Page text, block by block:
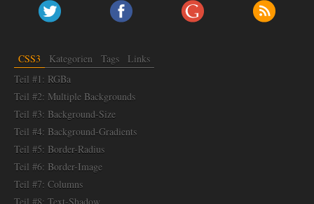
CSS3 Kategorien Tags
Links
Teil #1: RGBa
Teil #2: Multiple Backgrounds
Teil #3: Background-Size
Teil #4: Background-Gradients
Teil #5: Border-Radius
Teil #6: Border-Image
Teil #7: Columns